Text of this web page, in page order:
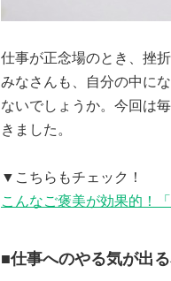
仕事が正念場のとき、挫
みなさんも、自分の中に
ないでしょうか。今回は
きました。
▼こちらもチェック！
こんなご褒美が効果的！
■仕事へのやる気が出